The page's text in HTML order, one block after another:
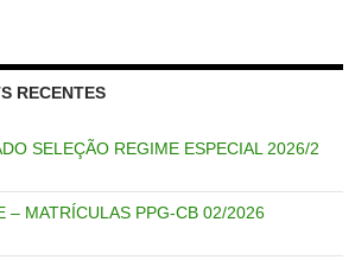
RECENTES
SELEÇÃO REGIME ESPECIAL 2026/2
– MATRÍCULAS PPG-CB 02/2026